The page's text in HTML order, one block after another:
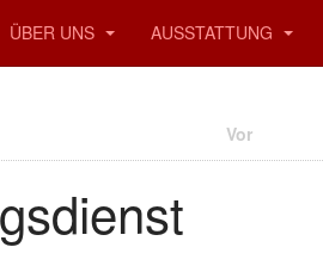
ÜBER UNS AUSSTATTUNG
Vor